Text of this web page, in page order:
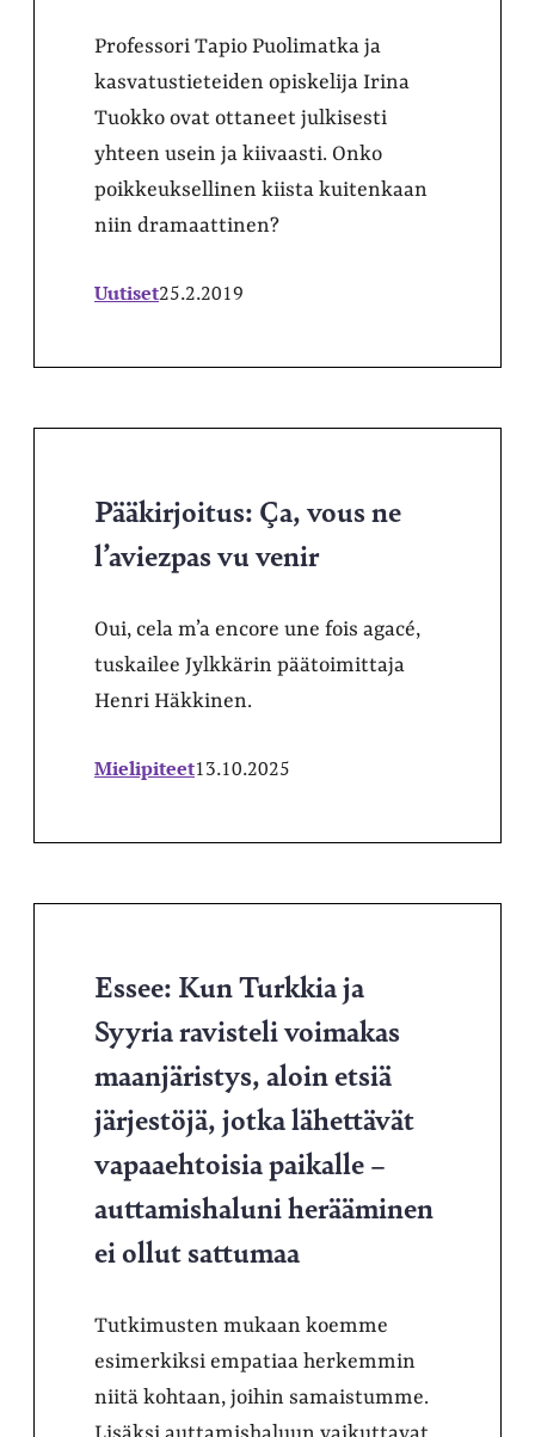
Professori Tapio Puolimatka ja
kasvatustieteiden opiskelija Irina
Tuokko ovat ottaneet julkisesti
yhteen usein ja kiivaasti. Onko
poikkeuksellinen kiista kuitenkaan
niin dramaattinen?
Uutiset25.2.2019
Pääkirjoitus: Ça, vous ne
l’aviezpas vu venir
Oui, cela m’a encore une fois agacé,
tuskailee Jylkkärin päätoimittaja
Henri Häkkinen.
Mielipiteet13.10.2025
Essee: Kun Turkkia ja
Syyria ravisteli voimakas
maanjäristys, aloin etsiä
järjestöjä, jotka lähettävät
vapaaehtoisia paikalle –
auttamishaluni herääminen
ei ollut sattumaa
Tutkimusten mukaan koemme
esimerkiksi empatiaa herkemmin
niitä kohtaan, joihin samaistumme.